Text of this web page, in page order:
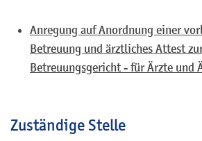
Anregung auf Anordnung einer
Betreuung und ärztliches Attest
Betreuungsgericht - für Ärzte und
Zuständige Stelle